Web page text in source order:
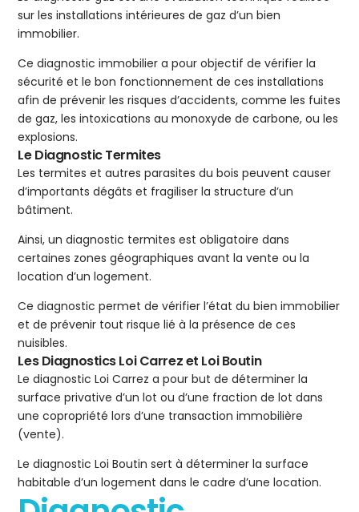
sur les installations intérieures de gaz d’un bien
immobilier.
Ce diagnostic immobilier a pour objectif de vérifier la
sécurité et le bon fonctionnement de ces installations
afin de prévenir les risques d’accidents, comme les fuites
de gaz, les intoxications au monoxyde de carbone, ou les
explosions.
Le Diagnostic Termites
Les termites et autres parasites du bois peuvent causer
d’importants dégâts et fragiliser la structure d’un
bâtiment.
Ainsi, un diagnostic termites est obligatoire dans
certaines zones géographiques avant la vente ou la
location d’un logement.
Ce diagnostic permet de vérifier l’état du bien immobilier
et de prévenir tout risque lié à la présence de ces
nuisibles.
Les Diagnostics Loi Carrez et Loi Boutin
Le diagnostic Loi Carrez a pour but de déterminer la
surface privative d’un lot ou d’une fraction de lot dans
une copropriété lors d’une transaction immobilière
(vente).
Le diagnostic Loi Boutin sert à déterminer la surface
habitable d’un logement dans le cadre d’une location.